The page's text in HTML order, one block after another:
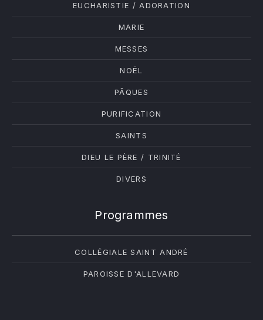
EUCHARISTIE / ADORATION
MARIE
MESSES
NOËL
PÂQUES
PURIFICATION
SAINTS
DIEU LE PÈRE / TRINITÉ
DIVERS
Programmes
COLLÉGIALE SAINT ANDRÉ
PAROISSE D'ALLEVARD